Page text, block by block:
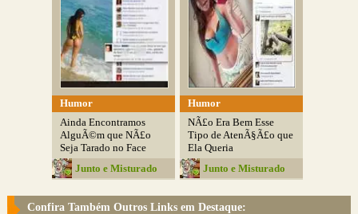
Humor
Ainda Encontramos
AlguÃ©m que NÃ£o
Seja Tarado no Face
Junto e Misturado
Humor
NÃ£o Era Bem Esse
Tipo de AtenÃ§Ã£o que
Ela Queria
Junto e Misturado
Confira Também Outros Links em Destaque: